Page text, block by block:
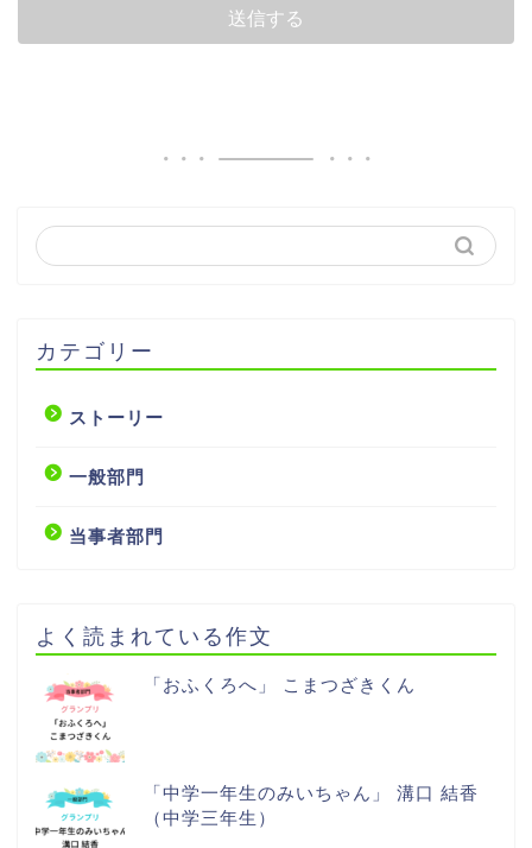
カテゴリー
ストーリー
一般部門
当事者部門
よく読まれている作文
「おふくろへ」 こまつざきくん
「中学一年生のみいちゃん」 溝口 結香
（中学三年生）